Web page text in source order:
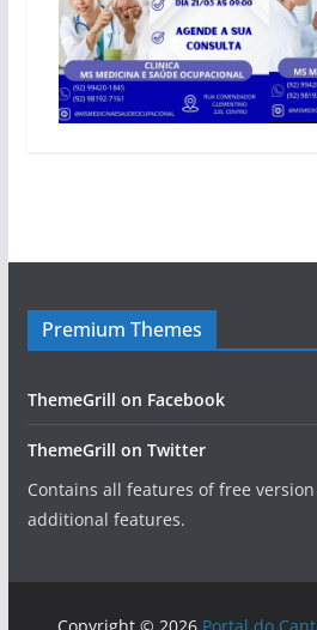
Premium Themes
ThemeGrill on Facebook
ThemeGrill on Twitter
Contains all features of free
additional features.